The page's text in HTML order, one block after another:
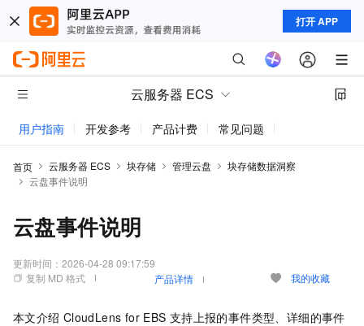
打开 APP
云服务器 ECS
用户指南 开发参考 产品计费 常见问题
首页 云服务器 ECS 块存储 管理云盘
块存储数据洞察
云盘事件说明
云盘事件说明
更新时间： 2026-04-28 09:17:59
复制 MD 格式
产品详情 我的收藏
本文介绍 CloudLens for EBS 支持上报的事件类型、详细的事件